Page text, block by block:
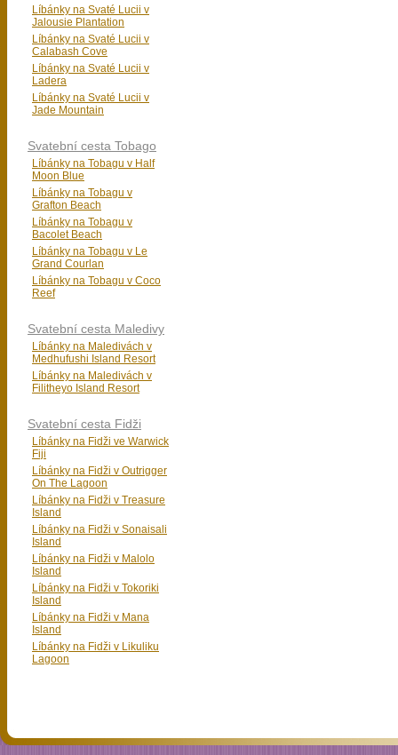
Líbánky na Svaté Lucii v
Jalousie Plantation
Líbánky na Svaté Lucii v
Calabash Cove
Líbánky na Svaté Lucii v
Ladera
Líbánky na Svaté Lucii v
Jade Mountain
Svatební cesta Tobago
Líbánky na Tobagu v Half
Moon Blue
Líbánky na Tobagu v
Grafton Beach
Líbánky na Tobagu v
Bacolet Beach
Líbánky na Tobagu v Le
Grand Courlan
Líbánky na Tobagu v Coco
Reef
Svatební cesta Maledivy
Líbánky na Maledivách v
Medhufushi Island Resort
Líbánky na Maledivách v
Filitheyo Island Resort
Svatební cesta Fidži
Líbánky na Fidži ve Warwick
Fiji
Líbánky na Fidži v Outrigger
On The Lagoon
Líbánky na Fidži v Treasure
Island
Líbánky na Fidži v Sonaisali
Island
Líbánky na Fidži v Malolo
Island
Líbánky na Fidži v Tokoriki
Island
Líbánky na Fidži v Mana
Island
Líbánky na Fidži v Likuliku
Lagoon